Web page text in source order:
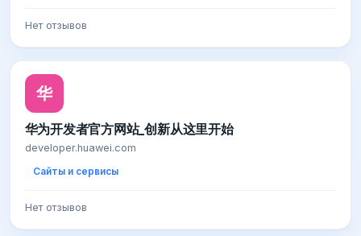
Нет отзывов
华
华为开发者官方网站_创新从这里开始
developer.huawei.com
Сайты и сервисы
Нет отзывов